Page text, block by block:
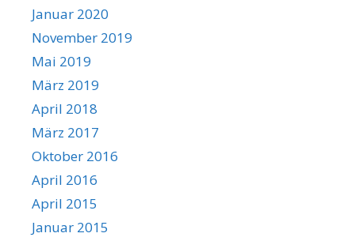
Januar 2020
November 2019
Mai 2019
März 2019
April 2018
März 2017
Oktober 2016
April 2016
April 2015
Januar 2015